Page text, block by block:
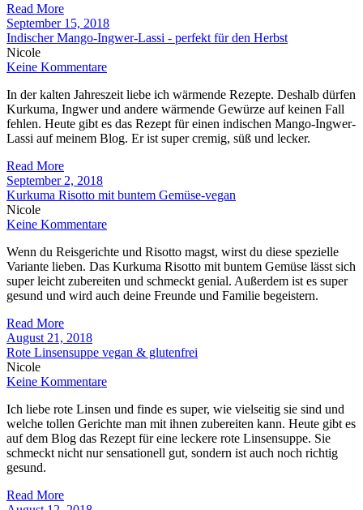
Read More
September 15, 2018
Indischer Mango-Ingwer-Lassi - perfekt für den Herbst
Nicole
Keine Kommentare
In der kalten Jahreszeit liebe ich wärmende Rezepte. Deshalb dürfen
Kurkuma, Ingwer und andere wärmende Gewürze auf keinen Fall
fehlen. Heute gibt es das Rezept für einen indischen Mango-Ingwer-
Lassi auf meinem Blog. Er ist super cremig, süß und lecker.
Read More
September 2, 2018
Kurkuma Risotto mit buntem Gemüse-vegan
Nicole
Keine Kommentare
Wenn du Reisgerichte und Risotto magst, wirst du diese spezielle
Variante lieben. Das Kurkuma Risotto mit buntem Gemüse lässt sich
super leicht zubereiten und schmeckt genial. Außerdem ist es super
gesund und wird auch deine Freunde und Familie begeistern.
Read More
August 21, 2018
Rote Linsensuppe vegan & glutenfrei
Nicole
Keine Kommentare
Ich liebe rote Linsen und finde es super, wie vielseitig sie sind und
welche tollen Gerichte man mit ihnen zubereiten kann. Heute gibt es
auf dem Blog das Rezept für eine leckere rote Linsensuppe. Sie
schmeckt nicht nur sensationell gut, sondern ist auch noch richtig
gesund.
Read More